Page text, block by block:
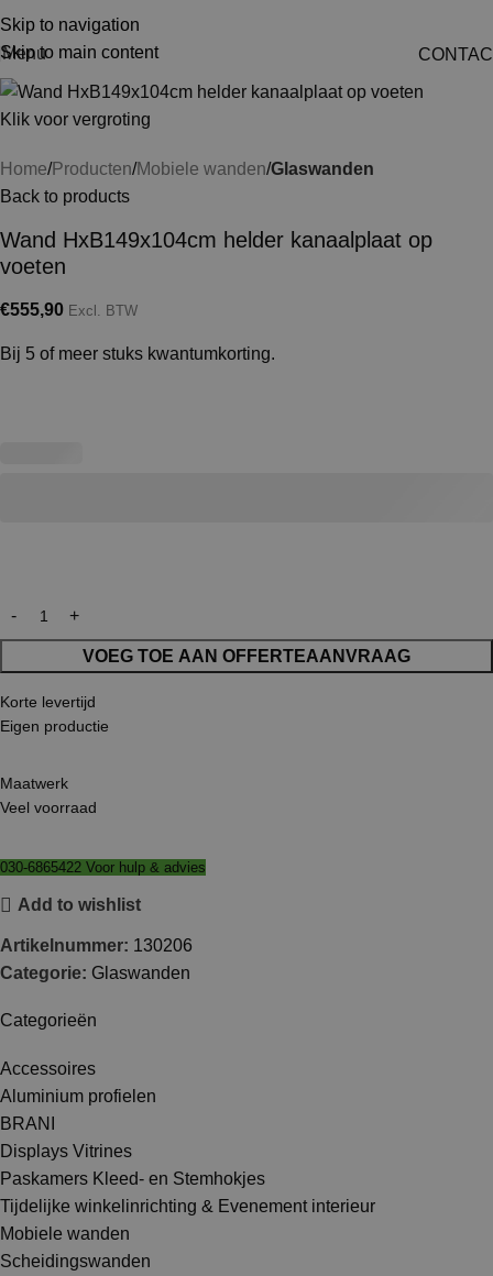
Skip to navigation
Skip to main content
Menu
Categorieën
Accessoires
Aluminium profielen
BRANI
Displays Vitrines
Paskamers Kleed- en Stemhokjes
Tijdelijke winkelinrichting & Evenement interieur
Mobiele wanden
Scheidingswanden
Klik voor vergroting
Home Producten Mobiele wanden Glaswanden
Back to products
Wand HxB149x104cm helder kanaalplaat op
voeten
€555,90 Excl. BTW
Bij 5 of meer stuks kwantumkorting.
VOEG TOE AAN OFFERTEAANVRAAG
Korte levertijd
Eigen productie
Maatwerk
Veel voorraad
030-6865422 Voor hulp & advies
Add to wishlist
Artikelnummer: 130206
Categorie: Glaswanden